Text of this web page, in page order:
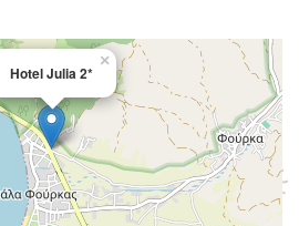
Hotel Julia 2*
×